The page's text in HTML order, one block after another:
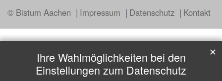
© Bistum Aachen Impressum Datenschutz Kontakt
Ihre Wahlmöglichkeiten bei den
Einstellungen zum Datenschutz
✕